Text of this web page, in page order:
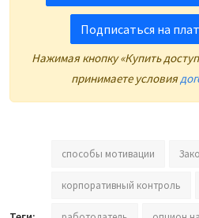
Подписаться на
Нажимая кнопку «Купить
принимаете условия
способы мотивации
корпоративный контроль